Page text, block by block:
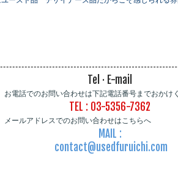
Tel · E-mail
お電話でのお問い合わせは下記電話番号までおかけ
TEL : 03-5356-7362
メールアドレスでのお問い合わせはこちらへ
MAIL :
contact@usedfuruichi.com